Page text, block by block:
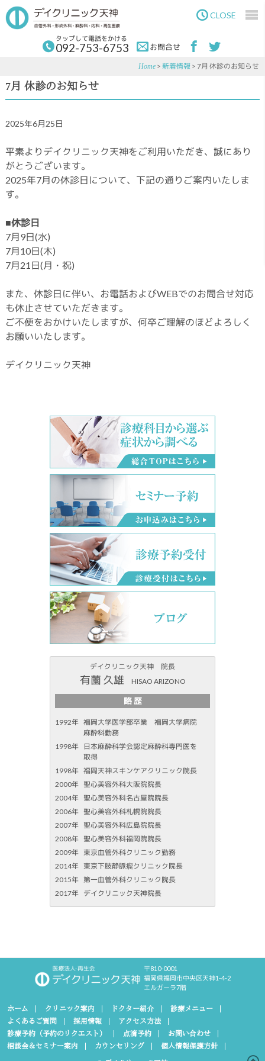
to
main
content
to
primary
sidebar
タップして電話をかける
092-753-6753 お問合せ
CLOSE
Home > 新着情報 > 7月 休診のお知らせ
7月 休診のお知らせ
2025年6月25日
平素よりデイクリニック天神をご利用いただき、誠にあり
がとうございます。
2025年7月の休診日について、下記の通りご案内いたしま
す。
■休診日
7月9日(水)
7月10日(木)
7月21日(月・祝)
また、休診日に伴い、お電話およびWEBでのお問合せ対応
も休止させていただきます。
ご不便をおかけいたしますが、何卒ご理解のほどよろしく
お願いいたします。
デイクリニック天神
デイクリニック天神 院長
有薗 久雄 HISAO ARIZONO
略 歴
1992年 福岡大学医学部卒業 福岡大学病院
麻酔科勤務
1998年
日本麻酔科学会認定麻酔科専門医を
取得
1998年 福岡天神スキンケアクリニック院長
2000年 聖心美容外科大阪院院長
2004年 聖心美容外科名古屋院院長
2006年 聖心美容外科札幌院院長
2007年 聖心美容外科広島院院長
2008年 聖心美容外科福岡院院長
2009年 東京血管外科クリニック勤務
2014年 東京下肢静脈瘤クリニック院長
2015年 第一血管外科クリニック院長
2017年 デイクリニック天神院長
〒810-0001
福岡県福岡市中央区天神1-4-2
エルガーラ7階
ホーム クリニック案内 ドクター紹介
診療メニュー
よくあるご質問
採用情報
アクセス方法
診療予約（予約のリクエスト）
点滴予約
お問い合わせ
相談会＆セミナー案内
カウンセリング 個人情報保護方針